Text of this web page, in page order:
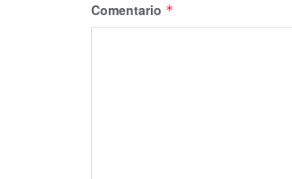
Comentario *